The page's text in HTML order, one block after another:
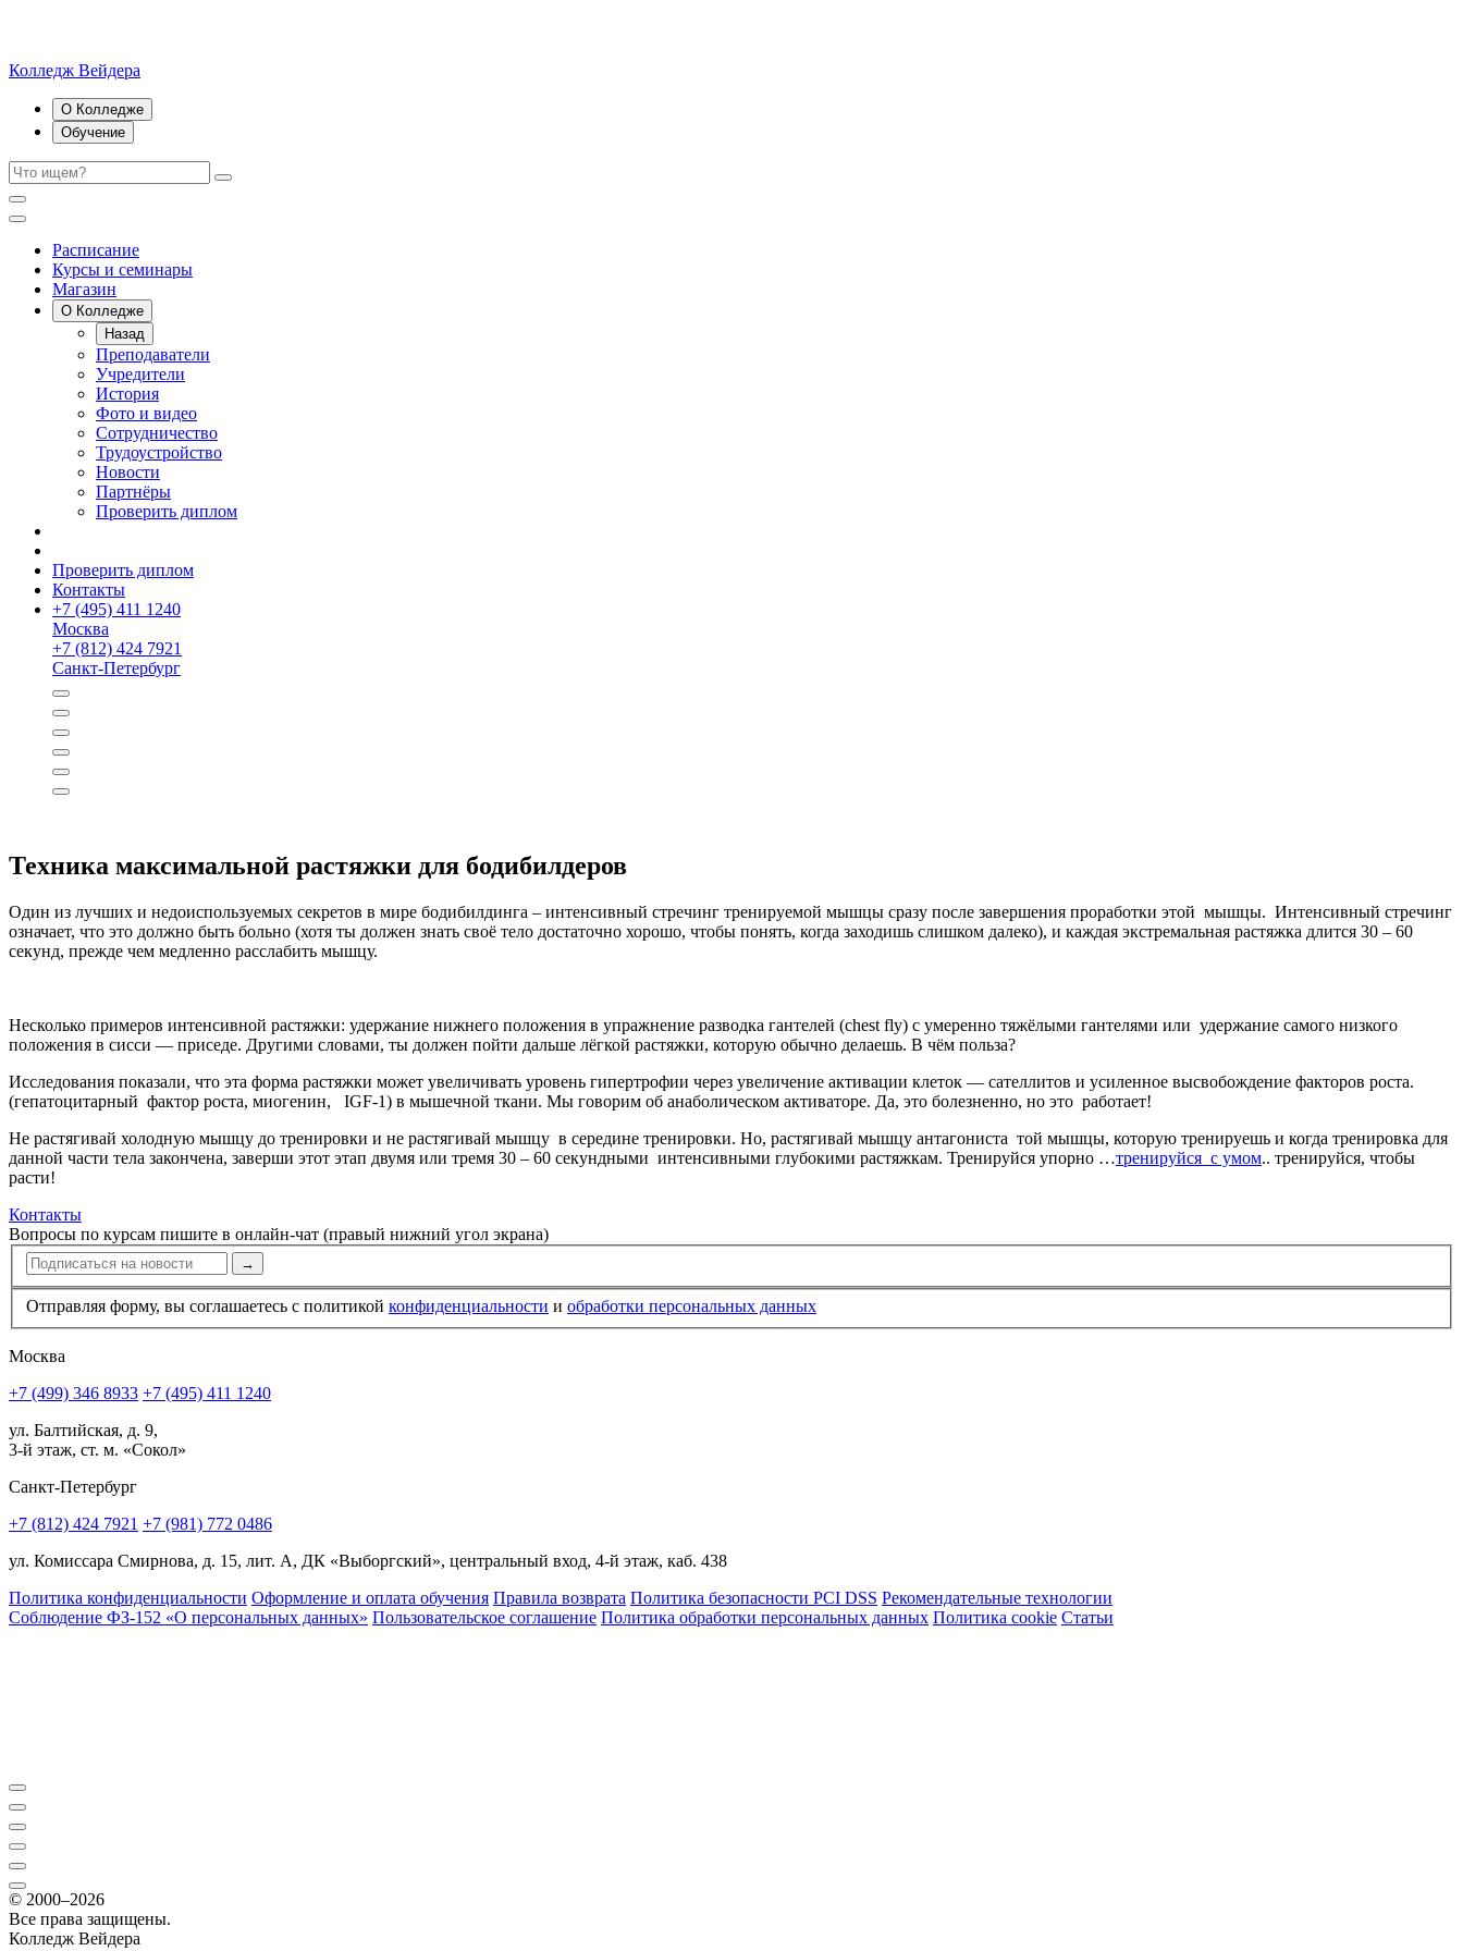
Колледж Вейдера
О Колледже
Обучение
Расписание
Курсы и семинары
Магазин
О Колледже
Назад
Преподаватели
Учредители
История
Фото и видео
Сотрудничество
Трудоустройство
Новости
Партнёры
Проверить диплом
Проверить диплом
Контакты
+7 (495) 411 1240
Москва
+7 (812) 424 7921
Санкт-Петербург
Техника максимальной растяжки для бодибилдеров
Один из лучших и недоиспользуемых секретов в мире бодибилдинга – интенсивный стречинг тренируемой мышцы сразу после завершения проработки этой мышцы. Интенсивный стречинг
означает, что это должно быть больно (хотя ты должен знать своё тело достаточно хорошо, чтобы понять, когда заходишь слишком далеко), и каждая экстремальная растяжка длится 30 – 60
секунд, прежде чем медленно расслабить мышцу.
Несколько примеров интенсивной растяжки: удержание нижнего положения в упражнение разводка гантелей (chest fly) с умеренно тяжёлыми гантелями или удержание самого низкого
положения в сисси — приседе. Другими словами, ты должен пойти дальше лёгкой растяжки, которую обычно делаешь. В чём польза?
Исследования показали, что эта форма растяжки может увеличивать уровень гипертрофии через увеличение активации клеток — сателлитов и усиленное высвобождение факторов роста.
(гепатоцитарный фактор роста, миогенин, IGF-1) в мышечной ткани. Мы говорим об анаболическом активаторе. Да, это болезненно, но это работает!
Не растягивай холодную мышцу до тренировки и не растягивай мышцу в середине тренировки. Но, растягивай мышцу антагониста той мышцы, которую тренируешь и когда тренировка для
данной части тела закончена, заверши этот этап двумя или тремя 30 – 60 секундными интенсивными глубокими растяжкам. Тренируйся упорно …тренируйся с умом.. тренируйся, чтобы
расти!
Контакты
Вопросы по курсам пишите в онлайн-чат (правый нижний угол экрана)
→
Отправляя форму, вы соглашаетесь с политикой конфи­ден­циальности и обработки персональных данных
Москва
+7 (499) 346 8933 +7 (495) 411 1240
ул. Балтийская, д. 9,
3-й этаж, ст. м. «Сокол»
Санкт-Петербург
+7 (812) 424 7921 +7 (981) 772 0486
ул. Комиссара Смирнова, д. 15, лит. А, ДК «Выборгский», центральный вход, 4-й этаж, каб. 438
Политика конфиденциальности Оформление и оплата обучения Правила возврата Политика безопасности PCI DSS Рекомендательные технологии
Соблюдение ФЗ-152 «О персональ­ных данных» Пользовательское соглашение Политика обработки персональных данных Политика cookie Статьи
© 2000–2026
Все права защищены.
Колледж Вейдера